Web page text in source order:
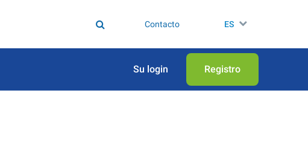
Contacto ES
Su login Registro